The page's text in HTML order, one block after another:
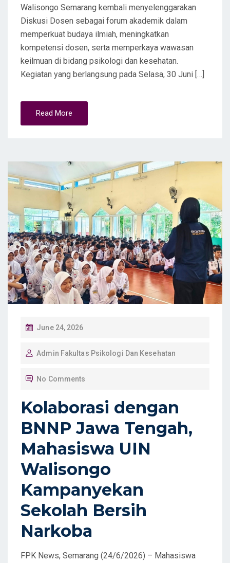
Walisongo Semarang kembali menyelenggarakan
Diskusi Dosen sebagai forum akademik dalam
memperkuat budaya ilmiah, meningkatkan
kompetensi dosen, serta memperkaya wawasan
keilmuan di bidang psikologi dan kesehatan.
Kegiatan yang berlangsung pada Selasa, 30 Juni […]
Read More
P
S
O
N
June 24, 2026
Admin Fakultas Psikologi Dan Kesehatan
No Comments
Kolaborasi dengan
BNNP Jawa Tengah,
Mahasiswa UIN
Walisongo
Kampanyekan
Sekolah Bersih
Narkoba
FPK News, Semarang (24/6/2026) – Mahasiswa